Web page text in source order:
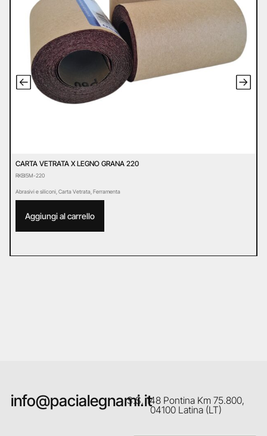
CARTA VETRATA X LEGNO GRANA 220
RKBI5M-220
Abrasivi e siliconi Carta Vetrata Ferramenta
Aggiungi al carrello
info@pacialegnami.itS.S. 148 Pontina Km 75.800,
04100 Latina (LT)